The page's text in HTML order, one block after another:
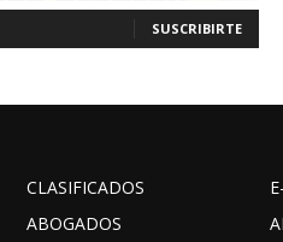
SUSCRIBIRTE
CLASIFICADOS
ABOGADOS